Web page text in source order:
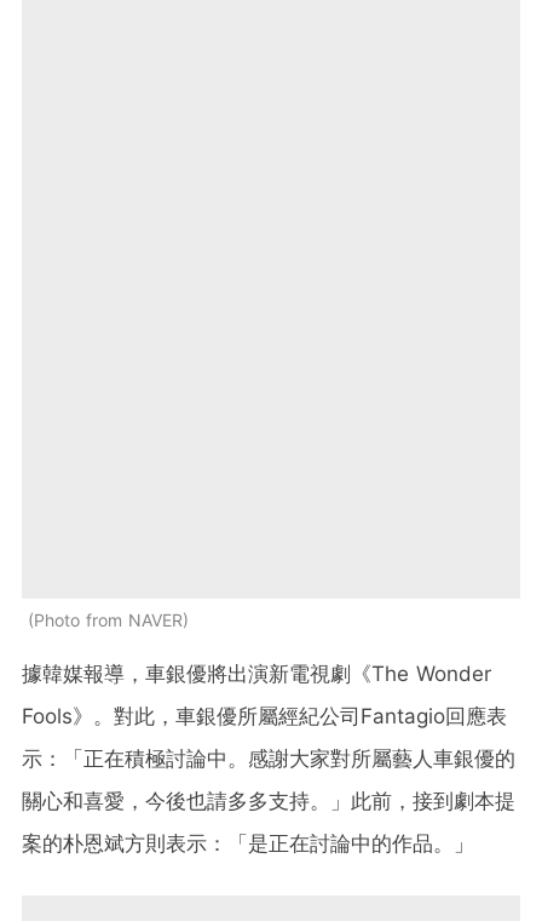
Photo from NAVER
據韓媒報導，車銀優將出演新電視劇《The Wonder
Fools》。對此，車銀優所屬經紀公司Fantagio回應表
示：「正在積極討論中。感謝大家對所屬藝人車銀優的
關心和喜愛，今後也請多多支持。」此前，接到劇本提
案的朴恩斌方則表示：「是正在討論中的作品。」